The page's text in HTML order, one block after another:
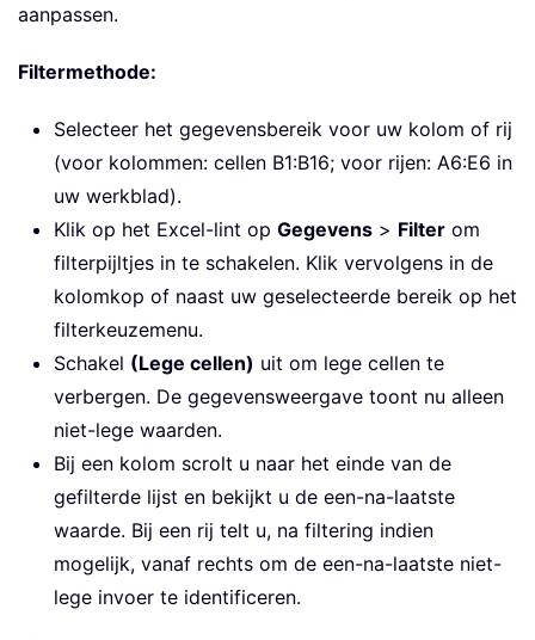
aanpassen.
Filtermethode:
Selecteer het gegevensbereik voor uw kolom of rij
(voor kolommen: cellen B1:B16; voor rijen: A6:E6 in
uw werkblad).
Klik op het Excel-lint op Gegevens > Filter om
filterpijltjes in te schakelen. Klik vervolgens in de
kolomkop of naast uw geselecteerde bereik op het
filterkeuzemenu.
Schakel (Lege cellen) uit om lege cellen te
verbergen. De gegevensweergave toont nu alleen
niet-lege waarden.
Bij een kolom scrolt u naar het einde van de
gefilterde lijst en bekijkt u de een-na-laatste
waarde. Bij een rij telt u, na filtering indien
mogelijk, vanaf rechts om de een-na-laatste niet-
lege invoer te identificeren.